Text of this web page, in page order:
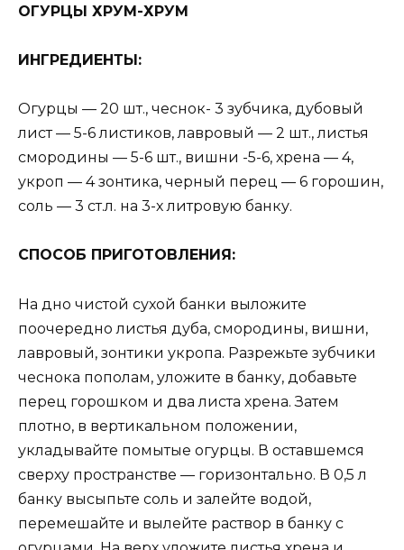
ОГУРЦЫ ХРУМ-ХРУМ
ИНГРEДИEНТЫ:
Огурцы — 20 шт., чеснок- 3 зубчика, дубовый
лист — 5-6 листиков, лавровый — 2 шт., листья
смородины — 5-6 шт., вишни -5-6, хрена — 4,
укроп — 4 зонтика, черный перец — 6 горошин,
соль — 3 ст.л. на 3-х литровую банку.
СПОСОБ ПРИГОТОВЛEНИЯ:
На дно чистой сухой банки выложите
поочередно листья дуба, смородины, вишни,
лавровый, зонтики укропа. Разрежьте зубчики
чеснока пополам, уложите в банку, добавьте
перец горошком и два листа хрена. Затем
плотно, в вертикальном положении,
укладывайте помытые огурцы. В оставшемся
сверху пространстве — горизонтально. В 0,5 л
банку высыпьте соль и залейте водой,
перемешайте и вылейте раствор в банку с